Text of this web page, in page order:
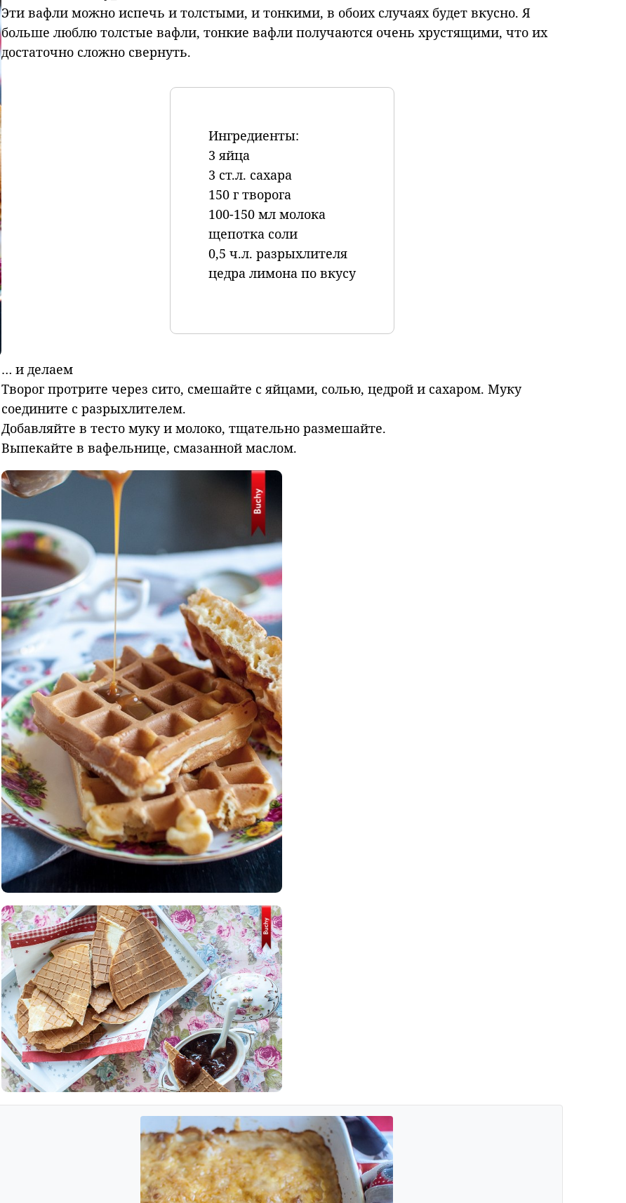
Эти вафли можно испечь и толстыми, и тонкими, в обоих случаях будет вкусно. Я
больше люблю толстые вафли, тонкие вафли получаются очень хрустящими, что их
достаточно сложно свернуть.
Ингредиенты:
3 яйца
3 ст.л. сахара
150 г творога
100-150 мл молока
щепотка соли
0,5 ч.л. разрыхлителя
цедра лимона по вкусу
… и делаем
Творог протрите через сито, смешайте с яйцами, солью, цедрой и сахаром. Муку
соедините с разрыхлителем.
Добавляйте в тесто муку и молоко, тщательно размешайте.
Выпекайте в вафельнице, смазанной маслом.